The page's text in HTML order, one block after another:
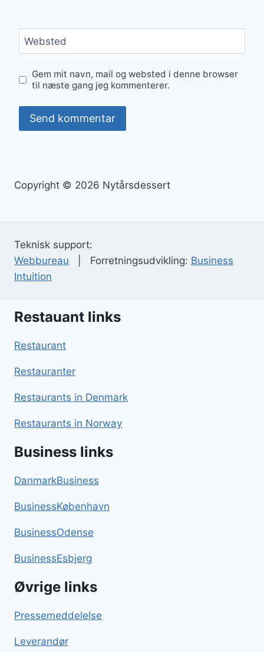
Websted
Gem mit navn, mail og websted i denne browser
til næste gang jeg kommenterer.
Copyright © 2026 Nytårsdessert
Teknisk support:
Webbureau | Forretningsudvikling: Business
Intuition
Restauant links
Restaurant
Restauranter
Restaurants in Denmark
Restaurants in Norway
Business links
DanmarkBusiness
BusinessKøbenhavn
BusinessOdense
BusinessEsbjerg
Øvrige links
Pressemeddelelse
Leverandør